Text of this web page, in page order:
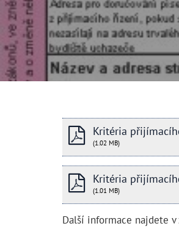
Kritéria
(1.02 MB)
Kritéria
(1.01 MB)
Další informace najdete v